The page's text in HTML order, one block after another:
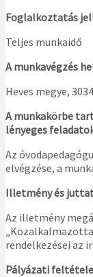
Foglalkoztatás
Teljes munkaidő
A munkavégzés
Heves megye,
A munkakörbe
lényeges
Az
elvégzése, a
Illetmény és
Az illetmény
rendelkezései az
Pályázati